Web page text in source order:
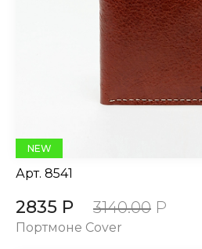
NEW
Арт. 8541
2835 Р 3140.00 Р
Портмоне Cover